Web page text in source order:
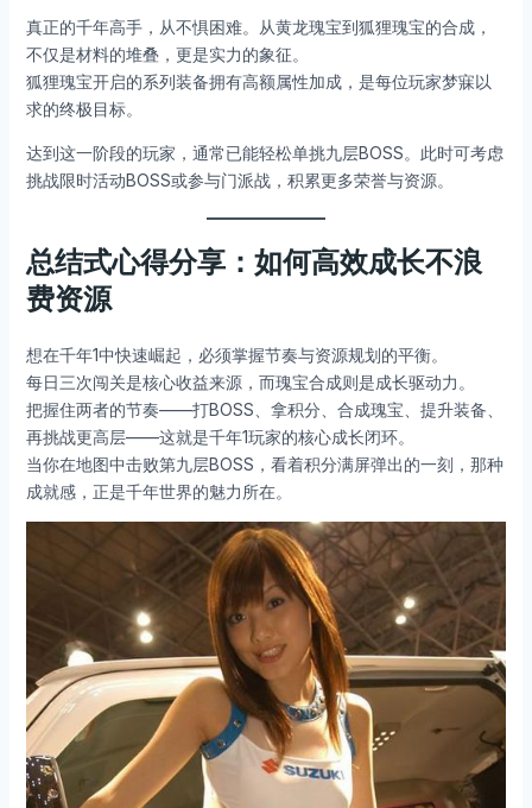
真正的千年高手，从不惧困难。从黄龙瑰宝到狐狸瑰宝的合成，
不仅是材料的堆叠，更是实力的象征。
狐狸瑰宝开启的系列装备拥有高额属性加成，是每位玩家梦寐以
求的终极目标。
达到这一阶段的玩家，通常已能轻松单挑九层BOSS。此时可考虑
挑战限时活动BOSS或参与门派战，积累更多荣誉与资源。
总结式心得分享：如何高效成长不浪
费资源
想在千年1中快速崛起，必须掌握节奏与资源规划的平衡。
每日三次闯关是核心收益来源，而瑰宝合成则是成长驱动力。
把握住两者的节奏——打BOSS、拿积分、合成瑰宝、提升装备、
再挑战更高层——这就是千年1玩家的核心成长闭环。
当你在地图中击败第九层BOSS，看着积分满屏弹出的一刻，那种
成就感，正是千年世界的魅力所在。